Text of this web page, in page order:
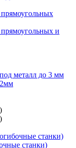
и
металл до 3 мм
станки)
станки)